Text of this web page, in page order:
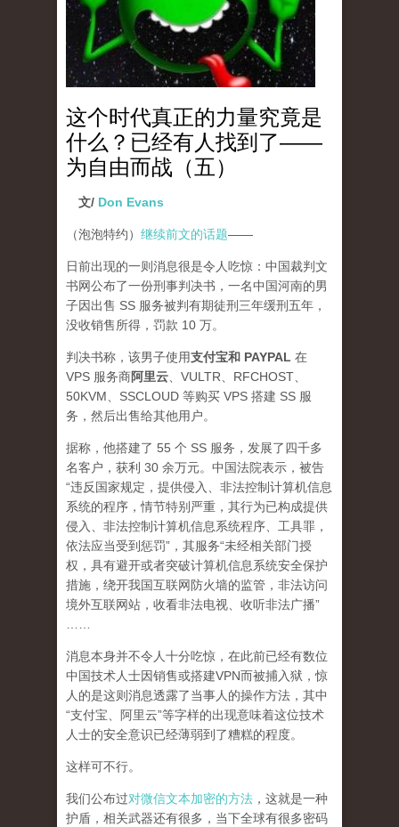
这个时代真正的力量究竟是
什么？已经有人找到了——
为自由而战（五）
文/ Don Evans
（泡泡特约） 继续前文的话题——
日前出现的一则消息很是令人吃惊：中国裁判文
书网公布了一份刑事判决书，一名中国河南的男
子因出售 SS 服务被判有期徒刑三年缓刑五年，
没收销售所得，罚款 10 万。
判决书称，该男子使用支付宝和 PAYPAL 在
VPS 服务商阿里云 、VULTR、RFCHOST、
50KVM、SSCLOUD 等购买 VPS 搭建 SS 服
务，然后出售给其他用户。
据称，他搭建了 55 个 SS 服务，发展了四千多
名客户，获利 30 余万元。中国法院表示，被告
“违反国家规定，提供侵入、非法控制计算机信息
系统的程序，情节特别严重，其行为已构成提供
侵入、非法控制计算机信息系统程序、工具罪，
依法应当受到惩罚”，其服务“未经相关部门授
权，具有避开或者突破计算机信息系统安全保护
措施，绕开我国互联网防火墙的监管，非法访问
境外互联网站，收看非法电视、收听非法广播”
消息本身并不令人十分吃惊，在此前已经有数位
中国技术人士因销售或搭建VPN而被捕入狱，惊
人的是这则消息透露了当事人的操作方法，其中
“支付宝、阿里云”等字样的出现意味着这位技术
人士的安全意识已经薄弱到了糟糕的程度。
这样可不行。
我们公布过对微信文本加密的方法 ，这就是一种
护盾，相关武器还有很多，当下全球有很多密码